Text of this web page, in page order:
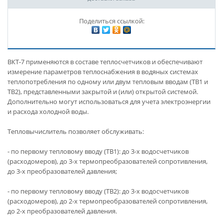
Поделиться ссылкой:
ВКТ-7 применяются в составе теплосчетчиков и обеспечивают
измерение параметров теплоснабжения в водяных системах
теплопотребления по одному или двум тепловым вводам (ТВ1 и
ТВ2), представленными закрытой и (или) открытой системой.
Дополнительно могут использоваться для учета электроэнергии
и расхода холодной воды.
Тепловычислитель позволяет обслуживать:
- по первому тепловому вводу (ТВ1): до 3-х водосчетчиков
(расходомеров), до 3-х термопреобразователей сопротивления,
до 3-х преобразователей давления;
- по первому тепловому вводу (ТВ2): до 3-х водосчетчиков
(расходомеров), до 2-х термопреобразователей сопротивления,
до 2-х преобразователей давления.